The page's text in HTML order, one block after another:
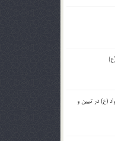
(ع) در تبیین و